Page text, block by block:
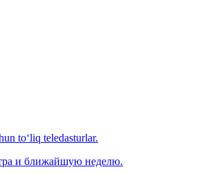
to‘liq teledasturlar.
и ближайшую неделю.